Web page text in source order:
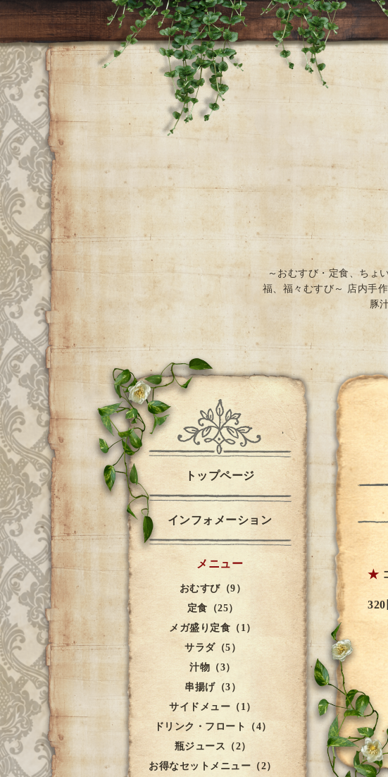
～おむすび・定食、ちょ
福、福々むすび～ 店内手
豚
★
320
トップページ
インフォメーション
メニュー
おむすび（9）
定食（25）
メガ盛り定食（1）
サラダ（5）
汁物（3）
串揚げ（3）
サイドメュー（1）
ドリンク・フロート（4）
瓶ジュース（2）
お得なセットメニュー（2）